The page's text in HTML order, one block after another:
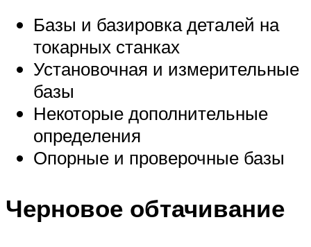
Базы и базировка деталей на
токарных станках
Установочная и измерительные
базы
Некоторые дополнительные
определения
Опорные и проверочные базы
Черновое обтачивание